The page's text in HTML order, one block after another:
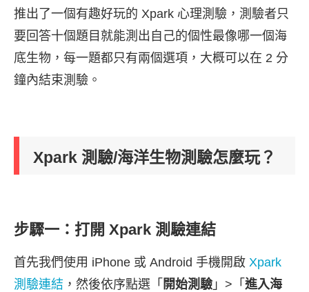
推出了一個有趣好玩的 Xpark 心理測驗，測驗者只
要回答十個題目就能測出自己的個性最像哪一個海
底生物，每一題都只有兩個選項，大概可以在 2 分
鐘內結束測驗。
Xpark 測驗/海洋生物測驗怎麼玩？
步驟一：打開 Xpark 測驗連結
首先我們使用 iPhone 或 Android 手機開啟 Xpark
測驗連結 ，然後依序點選「 開始測驗 」>「 進入海